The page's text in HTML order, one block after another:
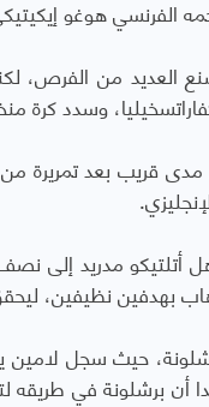
الفرنسي هوغو
العديد من الفرص،
وسدد كرة
قريب بعد تمريرة من
أتلتيكو مدريد إلى
نظيفين، ليحقق
الهدف الثاني في الدقيقة 24،